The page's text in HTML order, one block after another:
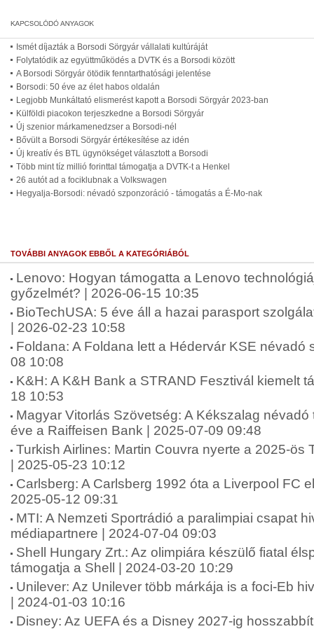
Ismét díjazták a Borsodi Sörgyár vállalati kultúráját
Folytatódik az együttműködés a DVTK és a Borsodi között
A Borsodi Sörgyár ötödik fenntarthatósági jelentése
Borsodi: 50 éve az élet habos oldalán
Legjobb Munkáltató elismerést kapott a Borsodi Sörgyár 2023-ban
Külföldi piacokon terjeszkedne a Borsodi Sörgyár
Új szenior márkamenedzser a Borsodi-nél
Bővült a Borsodi Sörgyár értékesítése az idén
Új kreatív és BTL ügynökséget választott a Borsodi
Több mint tíz millió forinttal támogatja a DVTK-t a Henkel
26 autót ad a fociklubnak a Volkswagen
Hegyalja-Borsodi: névadó szponzoráció - támogatás a É-Mo-nak
TOVÁBBI ANYAGOK EBBŐL A KATEGÓRIÁBÓL
Lenovo: Hogyan támogatta a Lenovo
győzelmét? | 2026-06-15 10:35
BioTechUSA: 5 éve áll a hazai parasport
| 2026-02-23 10:58
Foldana: A Foldana lett a Hédervár KSE névadó
08 10:08
K&H: A K&H Bank a STRAND Fesztivál kiemelt
18 10:53
Magyar Vitorlás Szövetség: A Kékszalag
éve a Raiffeisen Bank | 2025-07-09 09:48
Turkish Airlines: Martin Couvra nyerte a 2025-ös
| 2025-05-23 10:12
Carlsberg: A Carlsberg 1992 óta a Liverpool FC
2025-05-12 09:31
MTI: A Nemzeti Sportrádió a paralimpiai csapat
médiapartnere | 2024-07-04 09:03
Shell Hungary Zrt.: Az olimpiára készülő fiatal
támogatja a Shell | 2024-03-20 10:29
Unilever: Az Unilever több márkája is a foci-Eb
| 2024-01-03 10:16
Disney: Az UEFA és a Disney 2027-ig